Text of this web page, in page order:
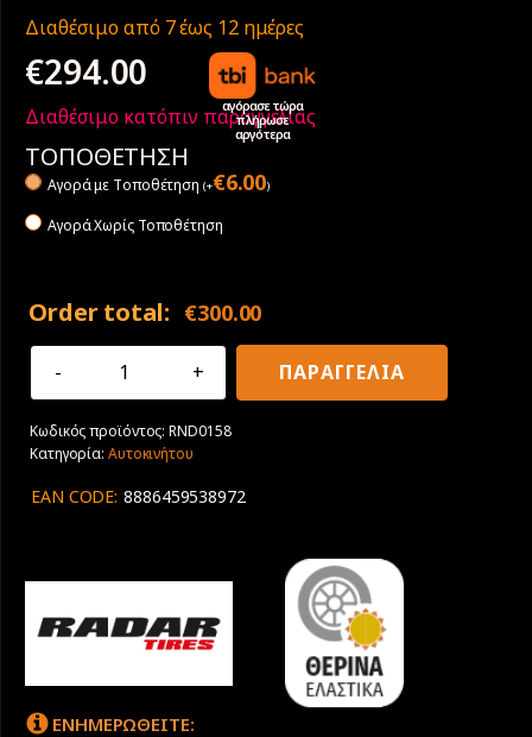
Διαθέσιμο από 7 έως 12 ημέρες
€294.00
αγόρασε τώρα
πλήρωσε
αργότερα
Διαθέσιμο κατόπιν παραγγελίας
ΤΟΠΟΘΕΤΗΣΗ
Αγορά με Tοποθέτηση (+€6.00)
Αγορά Χωρίς Τοποθέτηση
Order total: €300.00
37X13.50R17
Renegade
R/T+
POR
ΠΑΡΑΓΓΕΛΙΑ
Κωδικός προϊόντος:RND0158
Κατηγορία: Αυτοκινήτου
EAN CODE: 8886459538972
ΕΝΗΜΕΡΩΘΕΙΤΕ: